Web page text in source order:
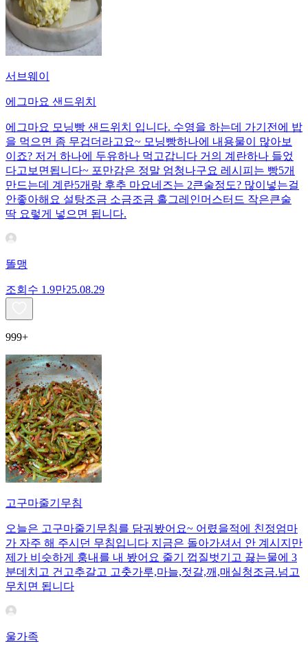
서브웨이
에그마요 샌드위치
에그마요 모닝빵 샌드위치 입니다. 수영을 하는데 가기전에 밥
을 먹으면 좀 무겁더라고요~ 모닝빵하나에 내용물이 많아보
이죠? 저거 하나에 두유하나 먹고갑니다 거의 계란하나 들었
다고보면됩니다~ 포만감은 정말 엄청나구요 레시피는 빵5개
만드는데 계란5개랑 후추 마요네즈는 2큰술정도? 많이넣는걸
안좋아해요 설탕조금 소금조금 홀그레인머스터드 작은큰술
딱 요렇게 넣으면 됩니다.
똘맹
조회수 1.9만25.08.29
999+
고구마줄기무침
오늘은 고구마줄기무침를 담궈봤어요~ 어렸을적에 친정엄마
가 자주 해 주시던 무침입니다 지금은 돌아가셔서 안 계시지만
제가 비슷하게 훙내를 내 봤어요 줄기 껍질벗기고 끓는물에 3
분데치고 건고추갈고 고춧가루,마늘,젓갈,깨,매실청조금.넘고
무치면 됩니다
울가족